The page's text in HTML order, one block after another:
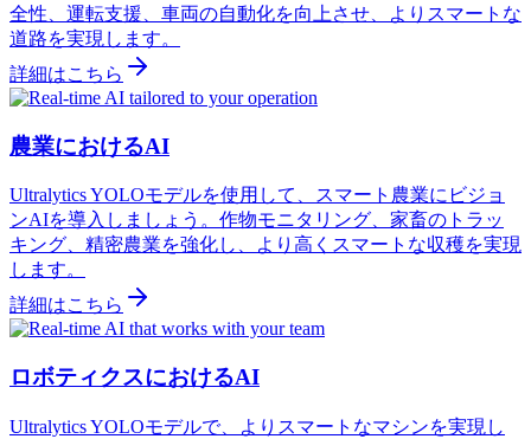
全性、運転支援、車両の自動化を向上させ、よりスマートな
道路を実現します。
詳細はこちら
農業におけるAI
Ultralytics YOLOモデルを使用して、スマート農業にビジョ
ンAIを導入しましょう。作物モニタリング、家畜のトラッ
キング、精密農業を強化し、より高くスマートな収穫を実現
します。
詳細はこちら
ロボティクスにおけるAI
Ultralytics YOLOモデルで、よりスマートなマシンを実現し